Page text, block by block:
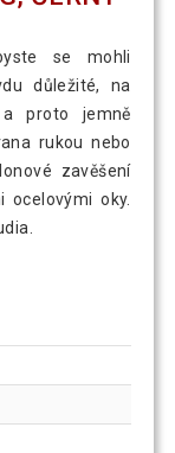
se mohli
důležité, na
proto jemně
rukou nebo
zavěšení
ocelovými oky.